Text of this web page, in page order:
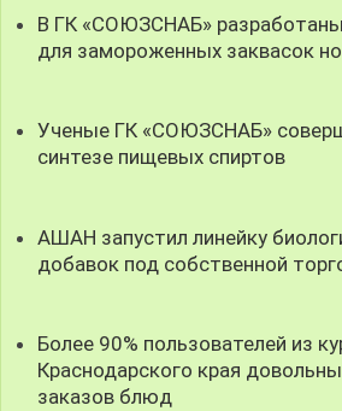
В ГК «СОЮЗСНАБ»
для замороженных заквасок
Ученые ГК «СОЮЗСНАБ»
синтезе пищевых спиртов
АШАН запустил линейку
добавок под собственной
Более 90% пользователей из
Краснодарского края
заказов блюд